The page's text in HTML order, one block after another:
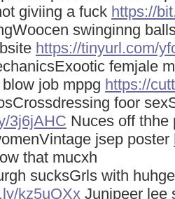
giviing a fuck https://
swinginng
https://tinyurl.com/
femjale
job mppg https://
foor
3j6jAHC Nuces off thhe
jsep poster
that mucxh
sucksGrls with
kz5uQXx Junipeer lee